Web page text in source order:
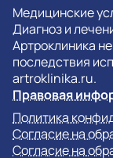
Медицинские
Диагноз и
Артроклиника
последствия
artroklinika.ru.
Правовая
Политика
Согласие на
Согласие на